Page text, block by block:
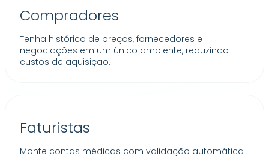
Compradores
Tenha histórico de preços, fornecedores e
negociações em um único ambiente, reduzindo
custos de aquisição.
Faturistas
Monte contas médicas com validação automática